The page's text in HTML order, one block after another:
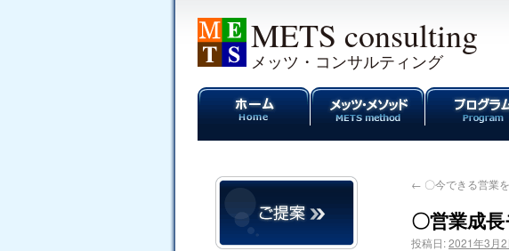
METS consulting
メッツ・コンサルティング
← 〇今できる営業
〇営業成
投稿日:2021年3月2